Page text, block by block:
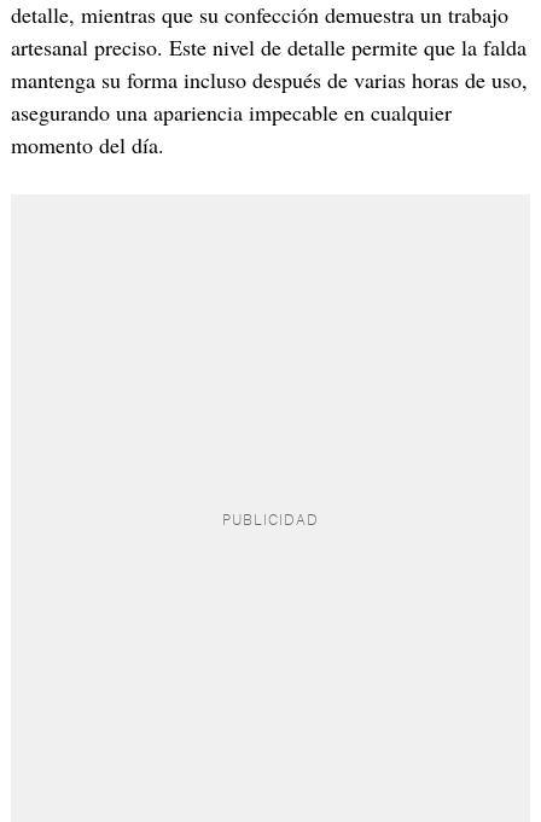
detalle, mientras que su confección demuestra un trabajo
artesanal preciso. Este nivel de detalle permite que la falda
mantenga su forma incluso después de varias horas de uso,
asegurando una apariencia impecable en cualquier
momento del día.